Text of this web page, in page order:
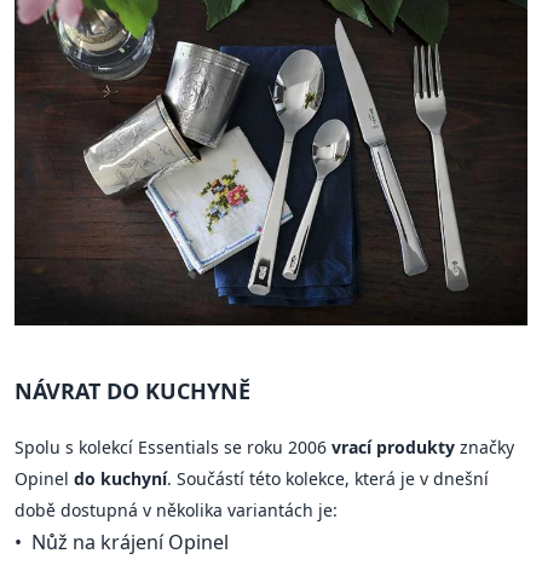
NÁVRAT DO KUCHYNĚ
Spolu s kolekcí Essentials se roku 2006 vrací produkty značky
Opinel do kuchyní. Součástí této kolekce, která je v dnešní
době dostupná v několika variantách je:
Nůž na krájení Opinel